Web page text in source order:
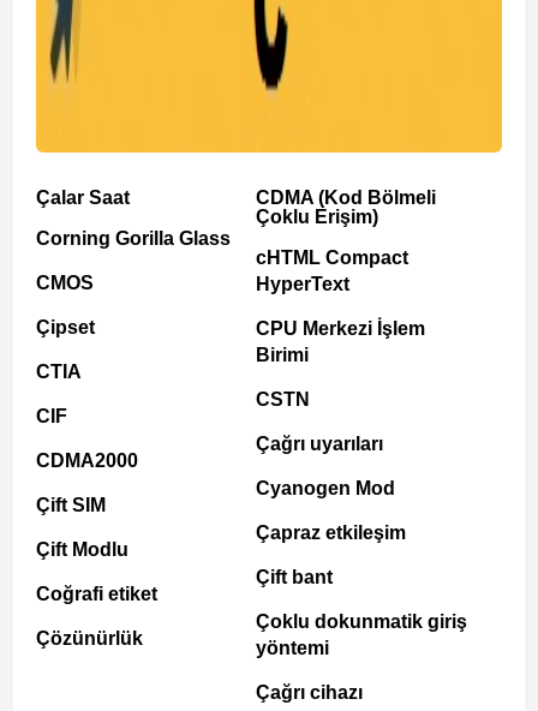
Çalar Saat
Corning Gorilla Glass
CMOS
Çipset
CTIA
CIF
CDMA2000
Çift SIM
Çift Modlu
Coğrafi etiket
Çözünürlük
CDMA (Kod Bölmeli
Çoklu Erişim)
cHTML Compact
HyperText
CPU Merkezi İşlem
Birimi
CSTN
Çağrı uyarıları
Cyanogen Mod
Çapraz etkileşim
Çift bant
Çoklu dokunmatik giriş
yöntemi
Çağrı cihazı